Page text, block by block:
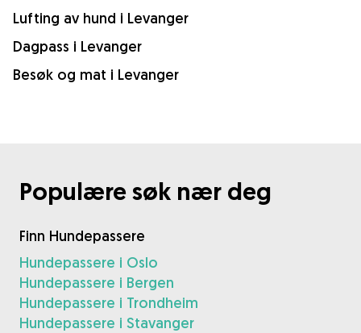
Lufting av hund i Levanger
Dagpass i Levanger
Besøk og mat i Levanger
Populære søk nær deg
Finn Hundepassere
Hundepassere i Oslo
Hundepassere i Bergen
Hundepassere i Trondheim
Hundepassere i Stavanger